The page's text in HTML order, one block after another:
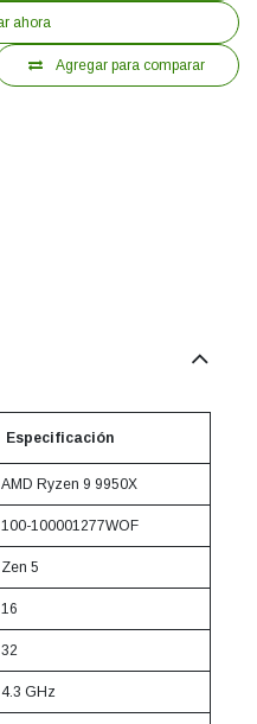
ahora
Agregar para comparar
Especificación
AMD Ryzen 9 9950X
100-100001277WOF
Zen 5
16
32
4.3 GHz